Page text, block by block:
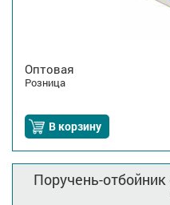
Оптовая
Розница
В корзину
Поручень-